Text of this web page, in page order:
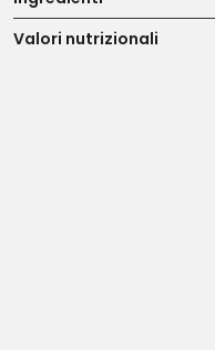
Valori nutrizionali